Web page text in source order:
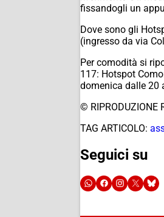
fissandogli un
Dove sono gli
(ingresso da via
Per comodità si
117: Hotspot
domenica dalle 20
© RIPRODUZIONE
TAG ARTICOLO:
Seguici su